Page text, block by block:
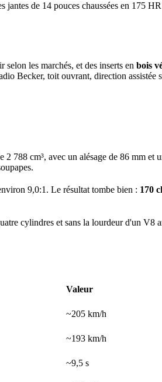
de 14 pouces chaussées en 175
les marchés, et des inserts en bois
Becker, toit ouvrant, direction assistée
2 788 cm³, avec un alésage de 86 mm et
9,0:1. Le résultat tombe bien : 170
cylindres et sans la lourdeur d'un V8
Valeur
~205 km/h
~193 km/h
~9,5 s